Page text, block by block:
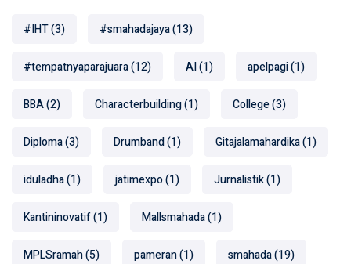
#IHT(3) #smahadajaya(13)
#tempatnyaparajuara(12) AI(1) apelpagi(1)
BBA(2) Characterbuilding(1) College(3)
Diploma(3) Drumband(1) Gitajalamahardika(1)
iduladha(1) jatimexpo(1) Jurnalistik(1)
Kantininovatif(1) Mallsmahada(1)
MPLSramah(5) pameran(1) smahada(19)